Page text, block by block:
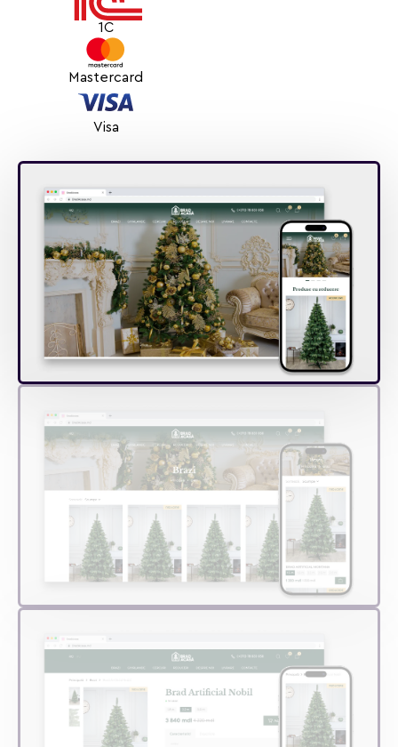
Am redus timpul de procesare a comenzilor datorită
transmiterii automate a comenzilor în sistemul clientului.
1C
Mastercard
Visa